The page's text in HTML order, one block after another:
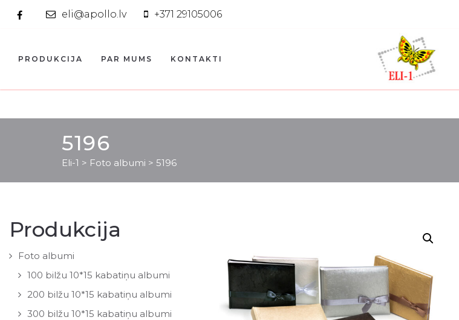
eli@apollo.lv +371 29105006
PRODUKCIJA PAR MUMS KONTAKTI
5196
Eli-1 > Foto albumi > 5196
Produkcija
Foto albumi
100 bilžu 10*15 kabatiņu albumi
200 bilžu 10*15 kabatiņu albumi
300 bilžu 10*15 kabatiņu albumi